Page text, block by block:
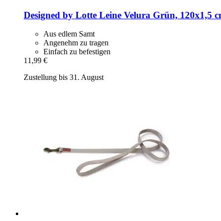
Designed by Lotte Leine Velura Grün, 120x1,5
Aus edlem Samt
Angenehm zu tragen
Einfach zu befestigen
11,99 €
Zustellung bis 31. August